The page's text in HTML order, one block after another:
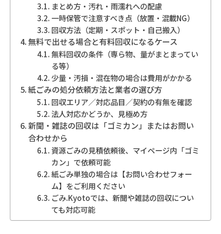
まとめ方・汚れ・雨濡れへの配慮
一時保管で注意すべき点（放置・混載NG）
回収方法（定期・スポット・自己搬入）
無料で出せる場合と有料回収になるケース
無料回収の条件（専ら物、量がまとまってい
る等）
少量・汚損・混在物の場合は費用がかかる
紙ごみの処分依頼方法と業者の選び方
回収エリア／対応品目／契約の有無を確認
法人対応かどうか、見極め方
新聞・雑誌の回収は「ゴミカン」またはお問い
合わせから
資源ごみの見積依頼後、マイページ内「ゴミ
カン」で依頼可能
紙ごみ単独の場合は【お問い合わせフォー
ム】をご利用ください
ごみ.Kyotoでは、新聞や雑誌の回収につい
ても対応可能